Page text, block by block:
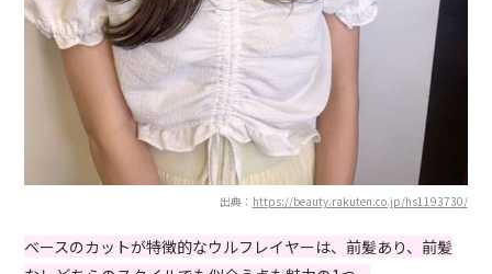
出典： https://beauty.rakuten.co.jp/hs1193730/
ベースのカットが特徴的なウルフレイヤーは、前髪あり、前髪